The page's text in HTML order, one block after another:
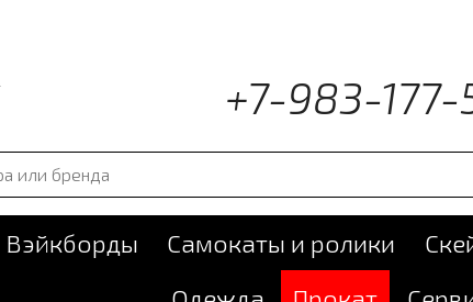
+7-983-
Вэйкборды Самокаты и ролики